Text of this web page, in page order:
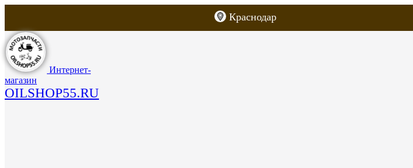
Краснодар
Интернет-
магазин
OILSHOP55.RU